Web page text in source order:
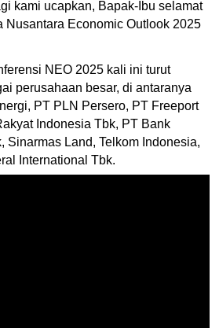
kami ucapkan, Bapak-Ibu selamat
Nusantara Economic Outlook 2025
NEO 2025 kali ini turut
perusahaan besar, di antaranya
PT PLN Persero, PT Freeport
Indonesia Tbk, PT Bank
Sinarmas Land, Telkom Indonesia,
International Tbk.